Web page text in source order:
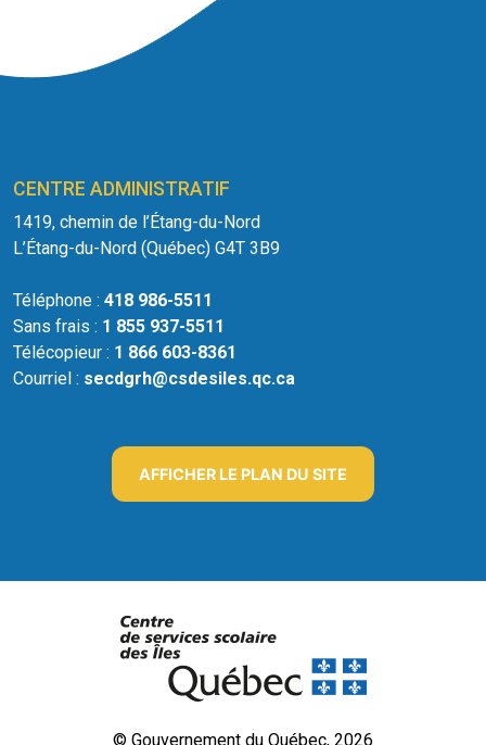
CENTRE ADMINISTRATIF
1419, chemin de l’Étang-du-Nord
L’Étang-du-Nord (Québec) G4T 3B9
Téléphone : 418 986-5511
Sans frais : 1 855 937-5511
Télécopieur : 1 866 603-8361
Courriel : secdgrh@csdesiles.qc.ca
AFFICHER LE PLAN DU SITE
© Gouvernement du Québec, 2026